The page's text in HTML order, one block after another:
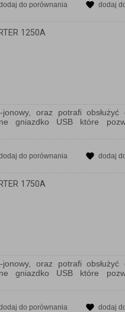
do porównania dodaj
1250A
oraz potrafi
gniazdko USB które
do porównania dodaj
1750A
oraz potrafi
gniazdko USB które
do porównania dodaj